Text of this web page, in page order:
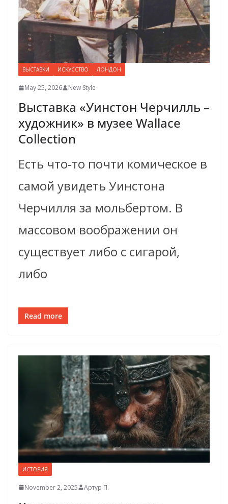
ВЫСТАВКИ ИСКУССТВО ЛОНДОН
May 25, 2026 New Style
Выставка «Уинстон Черчилль –
художник» в музее Wallace
Collection
Есть что‑то почти комическое в
самой увидеть Уинстона
Черчилля за мольбертом. В
массовом воображении он
существует либо с сигарой,
либо
Read more
ИСТОРИЯ
November 2, 2025 Артур П.